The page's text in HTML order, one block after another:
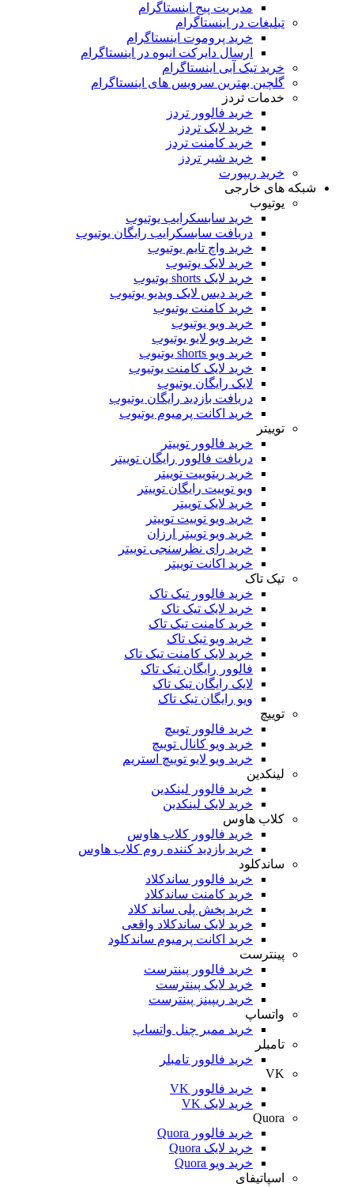
مدیریت پیج اینستاگرام
تبلیغات در اینستاگرام
خرید پروموت اینستاگرام
ارسال دایرکت انبوه در اینستاگرام
خرید تیک آبی اینستاگرام
گلچین بهترین سرویس های اینستاگرام
خدمات تردز
خرید فالوور تردز
خرید لایک تردز
خرید کامنت تردز
خرید شیر تردز
خرید ریپورت
شبکه های خارجی
یوتیوب
خرید سابسکرایب یوتیوب
دریافت سابسکرایب رایگان یوتیوب
خرید واچ تایم یوتیوب
خرید لایک یوتیوب
خرید لایک shorts یوتیوب
خرید دیس لایک ویدیو یوتیوب
خرید کامنت یوتیوب
خرید ویو یوتیوب
خرید ویو لایو یوتیوب
خرید ویو shorts یوتیوب
خرید لایک کامنت یوتیوب
لایک رایگان یوتیوب
دریافت بازدید رایگان یوتیوب
خرید اکانت پرمیوم یوتیوب
توییتر
خرید فالوور توییتر
دریافت فالوور رایگان توییتر
خرید ریتوییت توییتر
ویو توییت رایگان توییتر
خرید لایک توییتر
خرید ویو توییت توییتر
خرید ویو توییتر ارزان
خرید رای نظرسنجی توییتر
خرید اکانت توییتر
تیک تاک
خرید فالوور تیک تاک
خرید لایک تیک تاک
خرید کامنت تیک ‌تاک
خرید ویو تیک تاک
خرید لایک کامنت تیک تاک
فالوور رایگان تیک تاک
لایک رایگان تیک تاک
ویو رایگان تیک تاک
توییچ
خرید فالوور توییچ
خرید ویو کانال توییچ
خرید ویو لایو توییچ استریم
لینکدین
خرید فالوور لینکدین
خرید لایک لینکدین
کلاب هاوس
خرید فالوور کلاب هاوس
خرید بازدید کننده روم کلاب هاوس
ساندکلود
خرید فالوور ساندکلاد
خرید کامنت ساندکلاد
خرید پخش پلی ساند کلاد
خرید لایک ساندکلاد واقعی
خرید اکانت پرمیوم ساندکلود
پینترست
خرید فالوور پینترست
خرید لایک پینترست
خرید ریپینز پینترست
واتساپ
خرید ممبر چنل واتساپ
تامبلر
خرید فالوور تامبلر
VK
خرید فالوور VK
خرید لایک VK
Quora
خرید فالوور Quora
خرید لایک Quora
خرید ویو Quora
اسپاتیفای